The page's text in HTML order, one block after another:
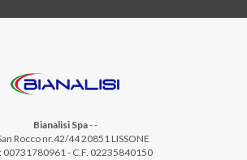
Bianalisi Spa--
Rocco nr.42/44 20851 LISSONE
00731780961 - C.F. 02235840150